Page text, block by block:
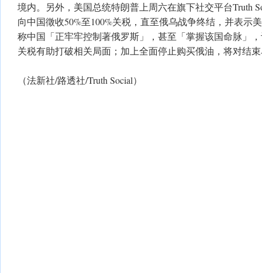
境内。另外，美国总统特朗普上周六在旗下社交平台Truth
向中国徵收50%至100%关税，直至俄乌战争终结，并表示
称中国「正牢牢控制著俄罗斯」，甚至「掌握该国命脉」
关税有助打破相关局面；加上全面停止购买俄油，将对结
（法新社/路透社/Truth Social）